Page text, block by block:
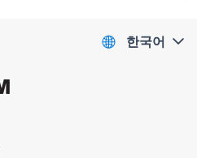
한국어